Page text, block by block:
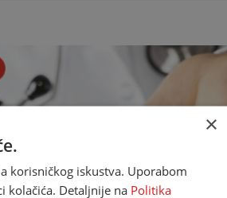
×
korisničkog iskustva. Uporabom
kolačića. Detaljnije na Politika